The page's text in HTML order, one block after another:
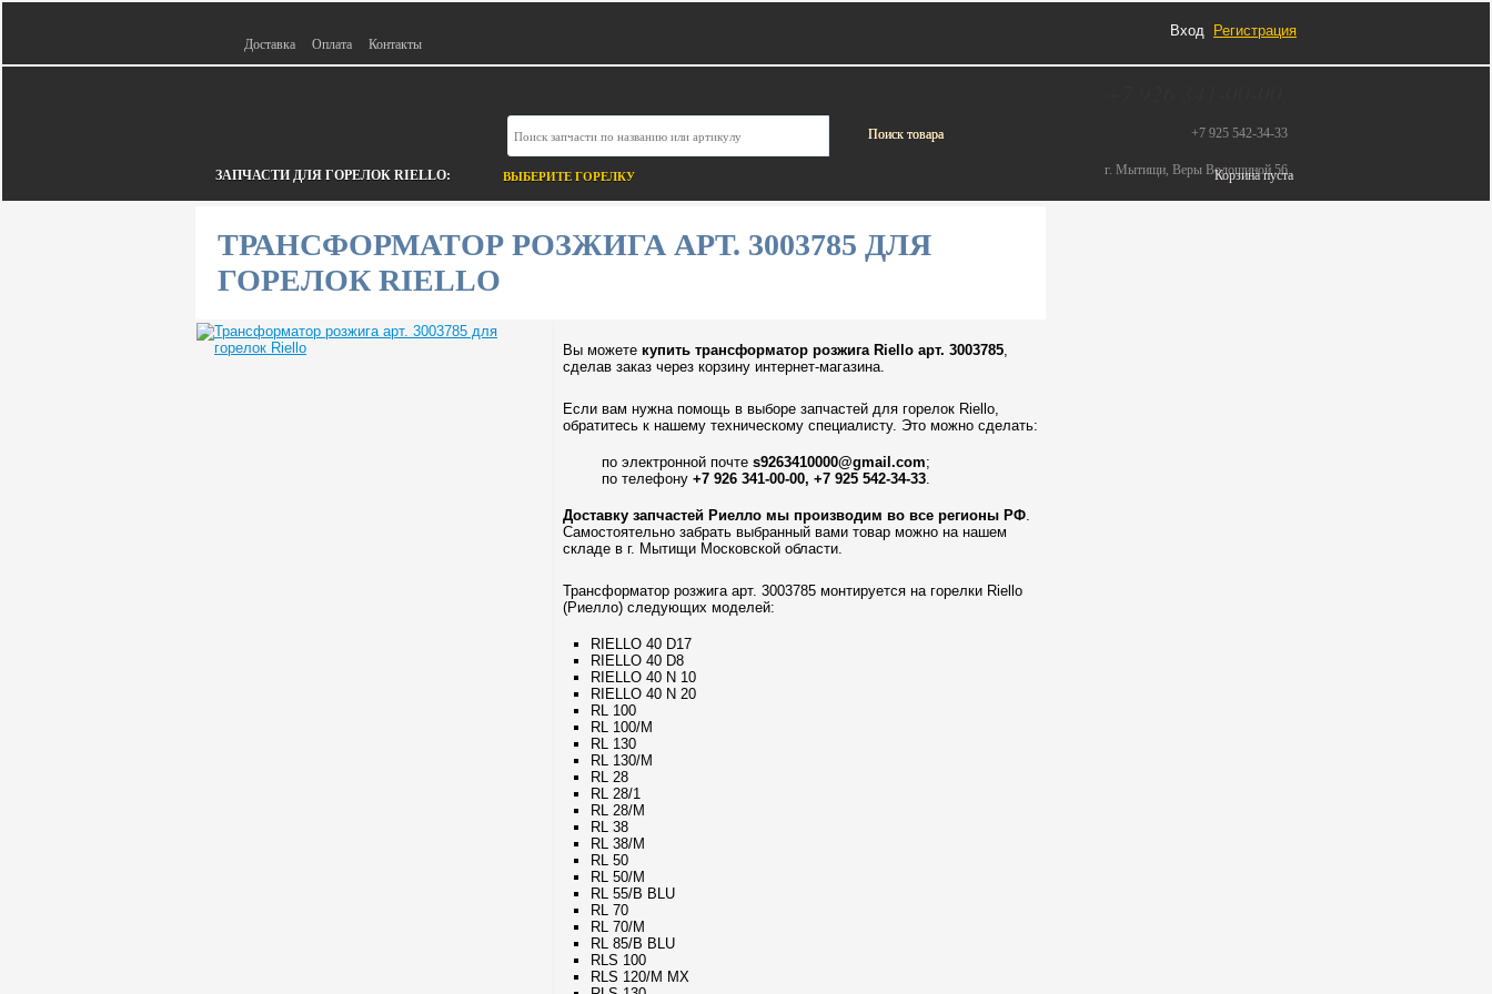
Доставка Оплата Контакты
Вход Регистрация
+7 925 542-34-33
г. Мытищи, Веры Волошиной 56
ЗАПЧАСТИ ДЛЯ ГОРЕЛОК RIELLO: ВЫБЕРИТЕ ГОРЕЛКУ Корзина пуста
ТРАНСФОРМАТОР РОЗЖИГА АРТ. 3003785 ДЛЯ
ГОРЕЛОК RIELLO
Вы можете купить трансформатор розжига Riello арт. 3003785,
сделав заказ через корзину интернет-магазина.
Если вам нужна помощь в выборе запчастей для горелок Riello,
обратитесь к нашему техническому специалисту. Это можно сделать:
по электронной почте s9263410000@gmail.com;
по телефону +7 926 341-00-00, +7 925 542-34-33.
Доставку запчастей Риелло мы производим во все регионы РФ.
Самостоятельно забрать выбранный вами товар можно на нашем
складе в г. Мытищи Московской области.
Трансформатор розжига арт. 3003785 монтируется на горелки Riello
(Риелло) следующих моделей:
RIELLO 40 D17
RIELLO 40 D8
RIELLO 40 N 10
RIELLO 40 N 20
RL 100
RL 100/M
RL 130
RL 130/M
RL 28
RL 28/1
RL 28/M
RL 38
RL 38/M
RL 50
RL 50/M
RL 55/B BLU
RL 70
RL 70/M
RL 85/B BLU
RLS 100
RLS 120/M MX